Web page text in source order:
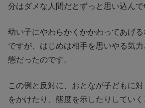
分はダメな人間だとずっと思い込んで
幼い子にやわらかくかかわってあげ
ですが、はじめは相手を思いやる気
態だったのです。
この例と反対に、おとなが子どもに
をかけたり、態度を示したりしていく